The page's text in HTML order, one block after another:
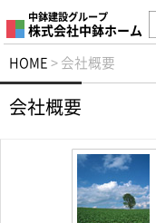
中鉢建設グループ
株式会社中鉢ホーム
HOME > 会社概要
会社概要